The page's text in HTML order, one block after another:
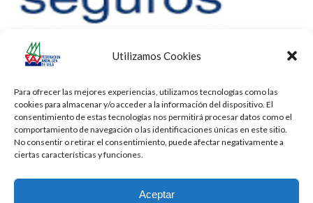
Utilizamos Cookies
Para ofrecer las mejores experiencias, utilizamos tecnologías como las
cookies para almacenar y/o acceder a la información del dispositivo. El
consentimiento de estas tecnologías nos permitirá procesar datos como el
comportamiento de navegación o las identificaciones únicas en este sitio.
No consentir o retirar el consentimiento, puede afectar negativamente a
ciertas características y funciones.
Aceptar